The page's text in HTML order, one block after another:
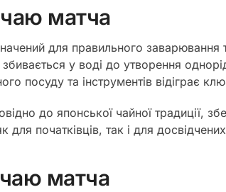
чаю матча
для правильного
у воді до утворення
посуду та інструментів відіграє
до японської чайної традиції,
початківців, так і для
матча